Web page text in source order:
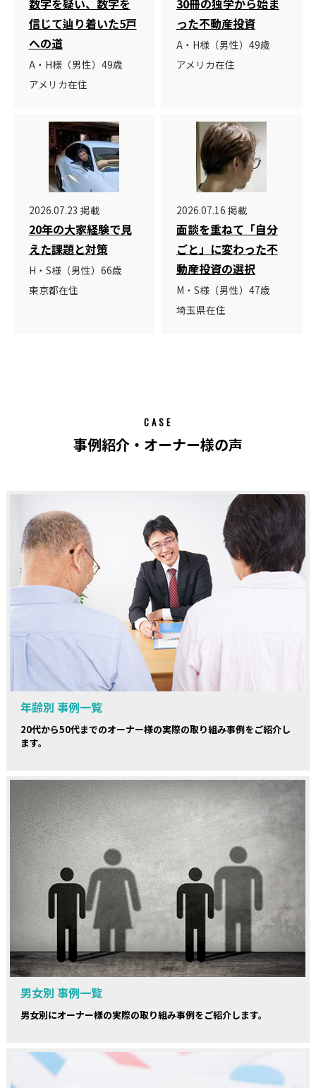
信じて辿り着いた5戸
への道
A・H様（男性）49歳
アメリカ在住
った不動産投資
A・H様（男性）49歳
アメリカ在住
2026.07.23 掲載
20年の大家経験で見
えた課題と対策
H・S様（男性）66歳
東京都在住
2026.07.16 掲載
面談を重ねて「自分
ごと」に変わった不
動産投資の選択
M・S様（男性）47歳
埼玉県在住
CASE
事例紹介・オーナー様の声
年齢別 事例一覧
20代から50代までのオーナー様の実際の取り組み事例をご紹介し
ます。
男女別 事例一覧
男女別にオーナー様の実際の取り組み事例をご紹介します。